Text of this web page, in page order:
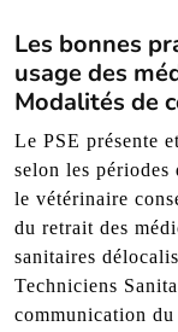
Les bonnes
usage des
Modalités de
Le PSE présente
selon les périodes
le vétérinaire
du retrait des
sanitaires
Techniciens
communication